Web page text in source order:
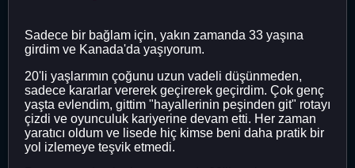
Sadece bir bağlam için, yakın zamanda 33 yaşına
girdim ve Kanada'da yaşıyorum.
20'li yaşlarımın çoğunu uzun vadeli düşünmeden,
sadece kararlar vererek geçirerek geçirdim. Çok genç
yaşta evlendim, gittim "hayallerinin peşinden git" rotayı
çizdi ve oyunculuk kariyerine devam etti. Her zaman
yaratıcı oldum ve lisede hiç kimse beni daha pratik bir
yol izlemeye teşvik etmedi.